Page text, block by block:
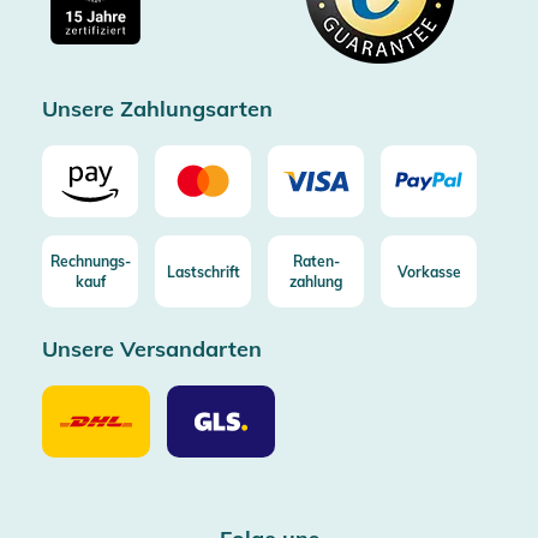
Kostenlose Rücksendung (aus DE/AT)
Unsere Zahlungsarten
Rechnungs-
kauf
Lastschrift
Raten-
zahlung
Vorkasse
Unsere Versandarten
Unsere
Versandarten
DHL
Unsere
Versandarten
GLS